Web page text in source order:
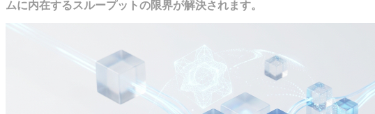
ムに内在するスループットの限界が解決されます。